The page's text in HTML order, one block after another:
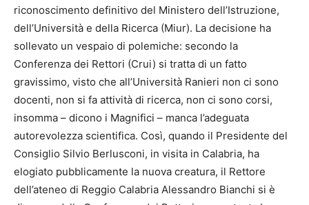
riconoscimento definitivo del Ministero dell’Istruzione,
dell’Università e della Ricerca (Miur). La decisione ha
sollevato un vespaio di polemiche: secondo la
Conferenza dei Rettori (Crui) si tratta di un fatto
gravissimo, visto che all’Università Ranieri non ci sono
docenti, non si fa attività di ricerca, non ci sono corsi,
insomma – dicono i Magnifici – manca l’adeguata
autorevolezza scientifica. Così, quando il Presidente del
Consiglio Silvio Berlusconi, in visita in Calabria, ha
elogiato pubblicamente la nuova creatura, il Rettore
dell’ateneo di Reggio Calabria Alessandro Bianchi si è